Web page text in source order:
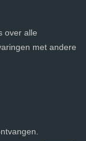
over alle
met andere